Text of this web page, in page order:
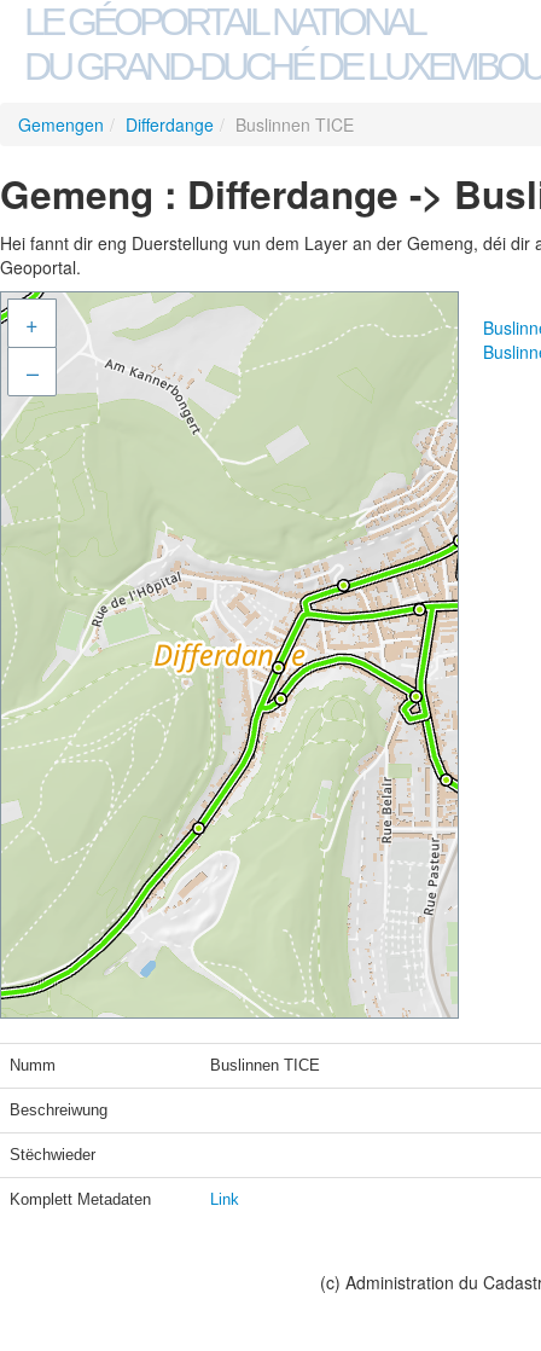
LE GÉOPORTAIL NATIONAL
DU GRAND-DUCHÉ DE
Gemengen / Differdange / Buslinnen TICE
Gemeng : Differdange ->
Hei fannt dir eng Duerstellung vun dem Layer an der Gemeng, déi
Geoportal.
+
–
Numm Buslinnen TICE
Beschreiwung
Stëchwieder
Komplett Metadaten Link
(c) Administration du